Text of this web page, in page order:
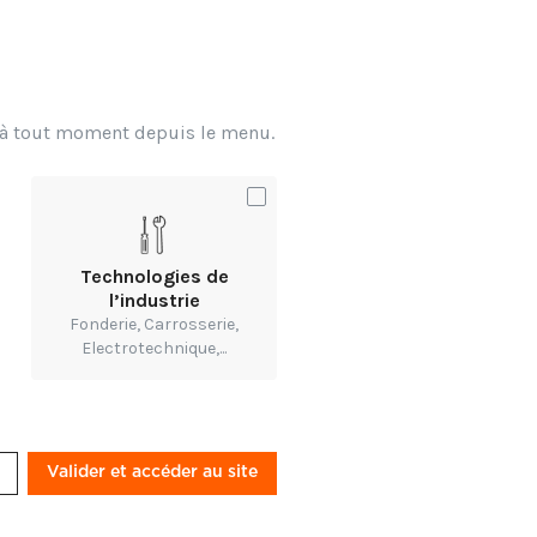
ensembles de
très utiles.
d'œuvre, l’IA est
des
tout moment depuis le menu.
Technologies de
l’industrie
Fonderie, Carrosserie,
Electrotechnique,...
Valider et accéder au site